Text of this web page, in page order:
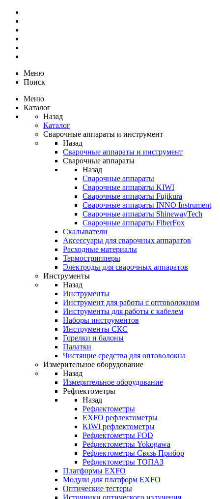
Меню
Поиск
Меню
Каталог
Назад
Каталог
Сварочные аппараты и инструмент
Назад
Сварочные аппараты и инструмент
Сварочные аппараты
Назад
Сварочные аппараты
Сварочные аппараты KIWI
Сварочные аппараты Fujikura
Сварочные аппараты INNO Instrument
Сварочные аппараты ShinewayTech
Cварочные аппараты FiberFox
Скалыватели
Аксессуары для сварочных аппаратов
Расходные материалы
Термострипперы
Электроды для сварочных аппаратов
Инструменты
Назад
Инструменты
Инструмент для работы с оптоволокном
Инструменты для работы с кабелем
Наборы инструментов
Инструменты СКС
Горелки и балоны
Палатки
Чистящие средства для оптоволокна
Измерительное оборудование
Назад
Измерительное оборудование
Рефлектометры
Назад
Рефлектометры
EXFO рефлектометры
KIWI рефлектометры
Рефлектометры FOD
Рефлектометры Yokogawa
Рефлектометры Связь Прибор
Рефлектометры ТОПАЗ
Платформы EXFO
Модули для платформ EXFO
Оптические тестеры
Источники оптического излучения